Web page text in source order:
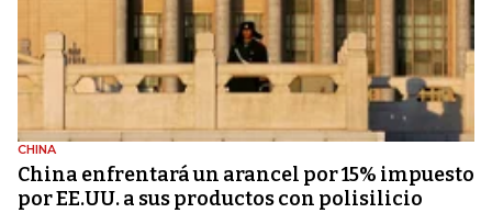
CHINA
China enfrentará un arancel por 15% impuesto
por EE.UU. a sus productos con polisilicio